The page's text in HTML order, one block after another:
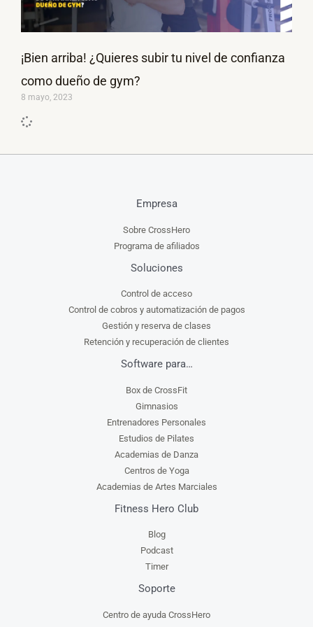
¡Bien arriba! ¿Quieres subir tu nivel de confianza
como dueño de gym?
8 mayo, 2023
Empresa
Sobre CrossHero
Programa de afiliados
Soluciones
Control de acceso
Control de cobros y automatización de pagos
Gestión y reserva de clases
Retención y recuperación de clientes
Software para…
Box de CrossFit
Gimnasios
Entrenadores Personales
Estudios de Pilates
Academias de Danza
Centros de Yoga
Academias de Artes Marciales
Fitness Hero Club
Blog
Podcast
Timer
Soporte
Centro de ayuda CrossHero